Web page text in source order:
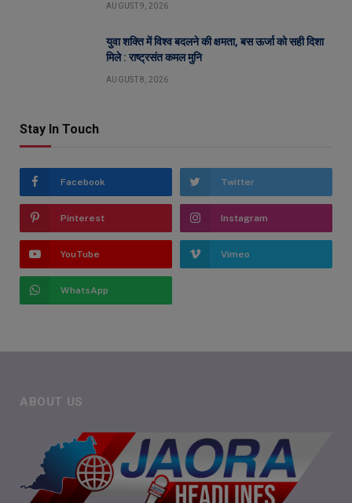
AUGUST 9, 2026
युवा शक्ति में विश्व बदलने की क्षमता, बस ऊर्जा को सही दिशा
मिले : राष्ट्रसंत कमल मुनि
AUGUST 8, 2026
Stay In Touch
Facebook Twitter
Pinterest Instagram
YouTube Vimeo
WhatsApp
ABOUT US